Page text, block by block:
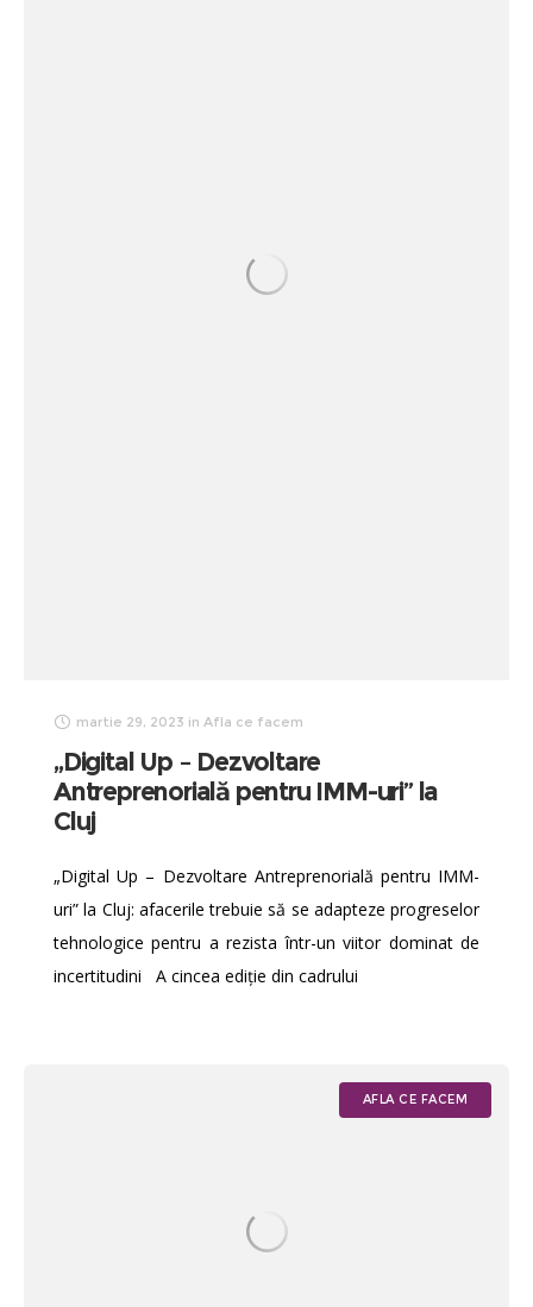
martie 29, 2023 in Afla ce facem
„Digital Up – Dezvoltare
Antreprenorială pentru IMM-uri” la
Cluj
„Digital Up – Dezvoltare Antreprenorială pentru IMM-
uri” la Cluj: afacerile trebuie să se adapteze progreselor
tehnologice pentru a rezista într-un viitor dominat de
incertitudini A cincea ediție din cadrului
AFLA CE FACEM